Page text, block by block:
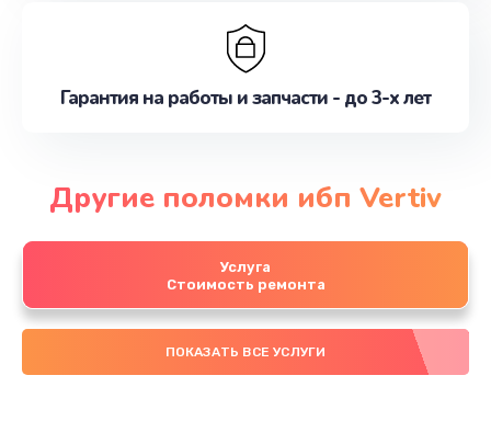
Гарантия на работы и запчасти - до 3-х лет
Другие поломки ибп Vertiv
Услуга
Стоимость ремонта
ПОКАЗАТЬ ВСЕ УСЛУГИ